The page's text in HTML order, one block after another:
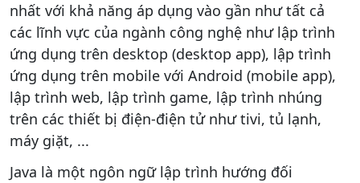
nhất với khả năng áp dụng vào gần như tất cả
các lĩnh vực của ngành công nghệ như lập trình
ứng dụng trên desktop (desktop app), lập trình
ứng dụng trên mobile với Android (mobile app),
lập trình web, lập trình game, lập trình nhúng
trên các thiết bị điện-điện tử như tivi, tủ lạnh,
máy giặt, ...
Java là một ngôn ngữ lập trình hướng đối